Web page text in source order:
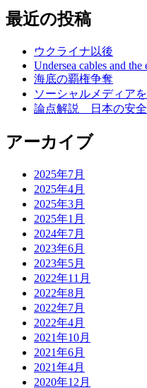
最近の投稿
ウクライナ以後
Undersea cables and
海底の覇権争奪
ソーシャルメディア
論点解説 日本の安
アーカイブ
2025年7月
2025年4月
2025年3月
2025年1月
2024年7月
2023年6月
2023年5月
2022年11月
2022年8月
2022年7月
2022年4月
2021年10月
2021年6月
2021年4月
2020年12月